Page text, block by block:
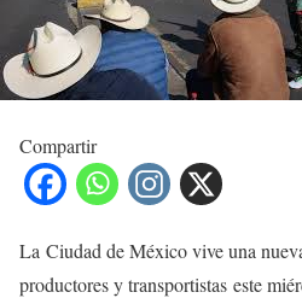
Compartir
La Ciudad de México vive una
productores y transportistas este